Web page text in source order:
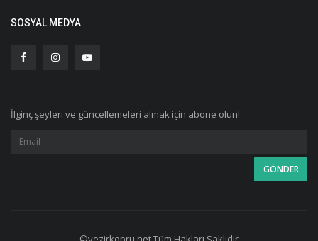
SOSYAL MEDYA
İlginç şeyleri ve güncellemeleri almak için abone olun!